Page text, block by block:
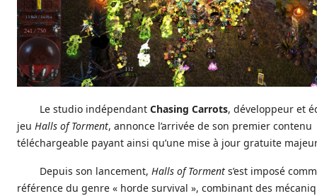
Le studio indépendant Chasing Carrots, développeur et
jeu Halls of Torment, annonce l’arrivée de son premier contenu
téléchargeable payant ainsi qu’une mise à jour gratuite
Depuis son lancement, Halls of Torment s’est imposé
référence du genre « horde survival », combinant des